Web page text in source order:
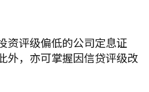
资评级偏低的公司定息证
外，亦可掌握因信贷评级改